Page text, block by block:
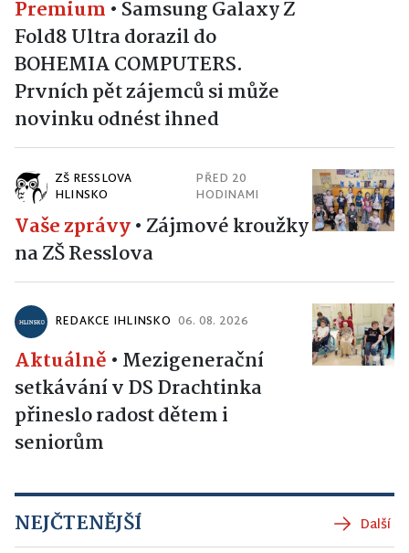
Premium • Samsung Galaxy Z
Fold8 Ultra dorazil do
BOHEMIA COMPUTERS.
Prvních pět zájemců si může
novinku odnést ihned
ZŠ RESSLOVA
HLINSKO
PŘED 20
HODINAMI
Vaše zprávy• Zájmové kroužky
na ZŠ Resslova
REDAKCE IHLINSKO 06. 08. 2026
Aktuálně • Mezigenerační
setkávání v DS Drachtinka
přineslo radost dětem i
seniorům
NEJČTENĚJŠÍ Další